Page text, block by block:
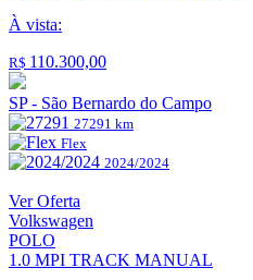
À vista:
R$ 110.300,00
SP - São Bernardo do Campo
27291 km
Flex
2024/2024
Ver Oferta
Volkswagen
POLO
1.0 MPI TRACK MANUAL